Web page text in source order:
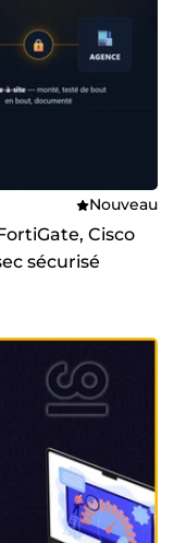
Nouveau
Cisco
sécurisé